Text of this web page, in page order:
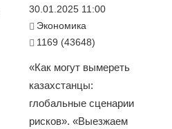
30.01.2025 11:00
Экономика
1169 (43648)
«Как могут вымереть
казахстанцы:
глобальные сценарии
рисков». «Выезжаем